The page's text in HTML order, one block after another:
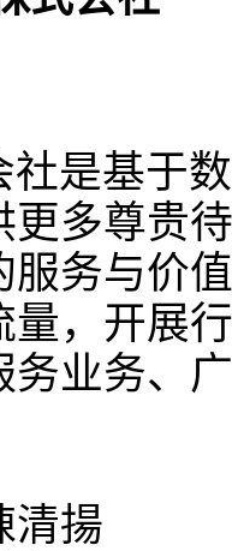
社是基于
更多尊贵
务与价
量，开展
务业务、
清揚